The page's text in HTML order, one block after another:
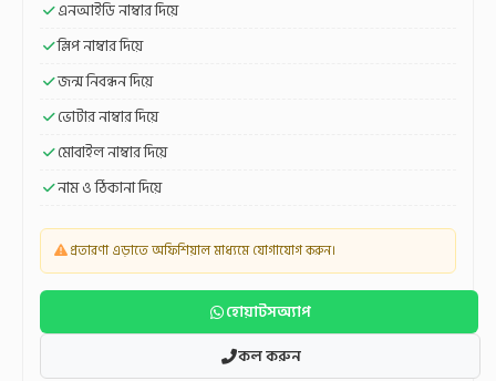
এনআইডি নাম্বার দিয়ে
স্লিপ নাম্বার দিয়ে
জন্ম নিবন্ধন দিয়ে
ভোটার নাম্বার দিয়ে
মোবাইল নাম্বার দিয়ে
নাম ও ঠিকানা দিয়ে
প্রতারণা এড়াতে অফিশিয়াল মাধ্যমে যোগাযোগ করুন।
হোয়াটসঅ্যাপ
কল করুন